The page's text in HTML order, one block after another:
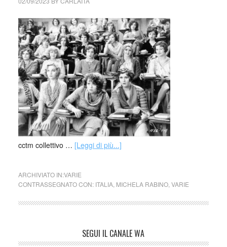
cctm collettivo … [Leggi di più...]
ARCHIVIATO IN:VARIE
CONTRASSEGNATO CON: ITALIA, MICHELA RABINO, VARIE
SEGUI IL CANALE WA